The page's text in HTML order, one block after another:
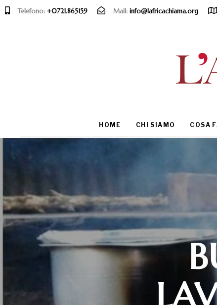
Telefono: +0721.865159 Mail: info@lafricachiama.org
HOME CHI SIAMO COSA